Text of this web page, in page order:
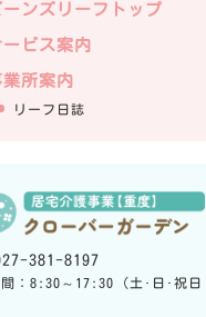
ーンズリーフトップ
ービス案内
業所案内
リーフ日誌
381-8197
間：8:30～17:30 (土･日･祝日